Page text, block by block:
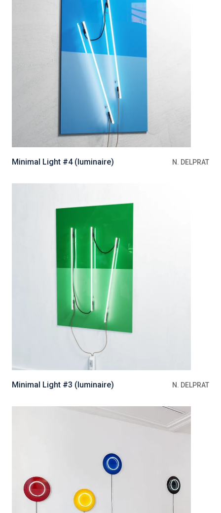
Minimal Light #4 (luminaire) N. DELPRAT
Minimal Light #3 (luminaire) N. DELPRAT